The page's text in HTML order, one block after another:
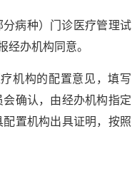
病种）门诊医疗管理试
办机构同意。
机构的配置意见，填写
确认，由经办机构指定
置机构出具证明，按照